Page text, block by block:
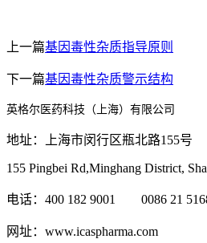
上一篇基因毒性杂质指导原则
下一篇基因毒性杂质警示结构
英格尔医药科技（上海）有限公司
地址：上海市闵行区瓶北路155号
155 Pingbei Rd,Minghang District,
电话：400 182 9001 0086 21
网址：www.icaspharma.com